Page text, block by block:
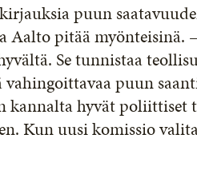
puun
Aalto pitää myönteisinä.
Se tunnistaa
puun
kannalta hyvät poliittiset
Kun uusi komissio